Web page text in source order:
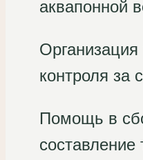
аквапонной
Организация
контроля за
Помощь в
составление